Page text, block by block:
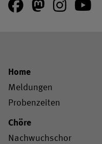
Facebook
Mastodon
Home
Meldungen
Probenzeiten
Chöre
Nachwuchschor